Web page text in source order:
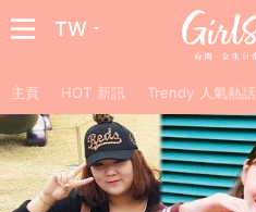
TW
主頁 HOT 新訊 Trendy 人氣熱話